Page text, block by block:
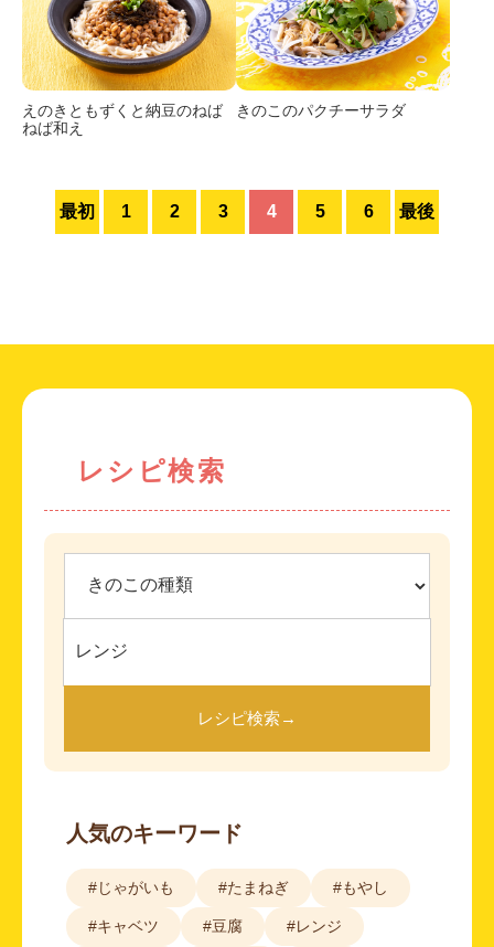
えのきともずくと納豆のねば
ねば和え
きのこのパクチーサラダ
最初 1 2 3 4 5 6 最後
レシピ検索
レシピ検索→
人気のキーワード
#じゃがいも #たまねぎ #もやし
#キャベツ #豆腐 #レンジ